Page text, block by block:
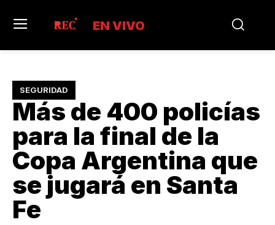
EN VIVO
SEGURIDAD
Más de 400 policías
para la final de la
Copa Argentina que
se jugará en Santa
Fe